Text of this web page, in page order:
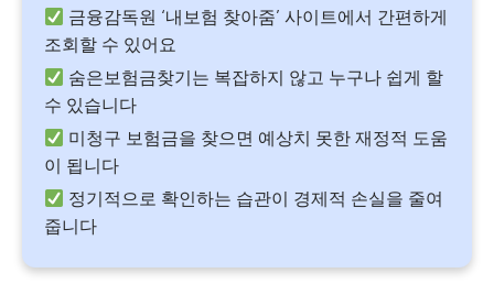
금융감독원 ‘내보험 찾아줌’ 사이트에서 간편하게
조회할 수 있어요
숨은보험금찾기는 복잡하지 않고 누구나 쉽게 할
수 있습니다
미청구 보험금을 찾으면 예상치 못한 재정적 도움
이 됩니다
정기적으로 확인하는 습관이 경제적 손실을 줄여
줍니다